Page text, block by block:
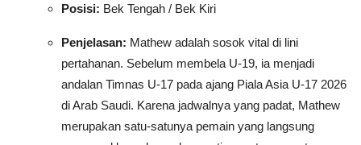
Posisi: Bek Tengah / Bek Kiri
Penjelasan: Mathew adalah sosok vital di lini
pertahanan. Sebelum membela U-19, ia menjadi
andalan Timnas U-17 pada ajang Piala Asia U-17 2026
di Arab Saudi. Karena jadwalnya yang padat, Mathew
merupakan satu-satunya pemain yang langsung